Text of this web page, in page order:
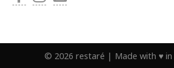
© 2026 restaré | Made with ♥ in